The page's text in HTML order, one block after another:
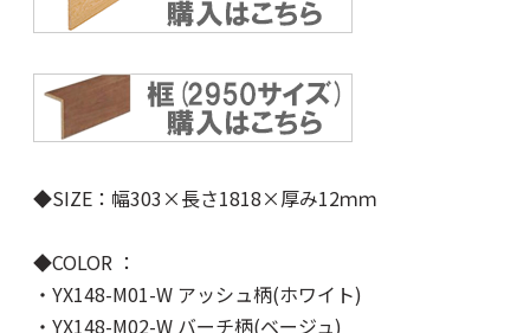
◆SIZE：幅303×長さ1818×厚み12ｍｍ
◆COLOR ：
・YX148-M01-W アッシュ柄(ホワイト)
・YX148-M02-W バーチ柄(ベージュ)